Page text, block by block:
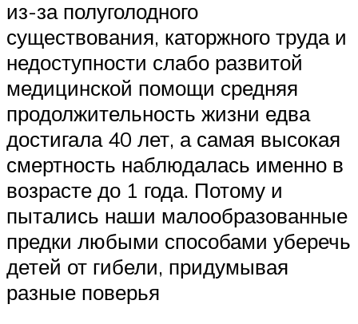
из-за полуголодного
существования, каторжного труда и
недоступности слабо развитой
медицинской помощи средняя
продолжительность жизни едва
достигала 40 лет, а самая высокая
смертность наблюдалась именно в
возрасте до 1 года. Потому и
пытались наши малообразованные
предки любыми способами уберечь
детей от гибели, придумывая
разные поверья